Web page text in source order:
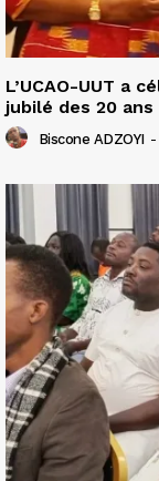
L’UCAO-UUT a
jubilé des 20
Biscone ADZOYI -